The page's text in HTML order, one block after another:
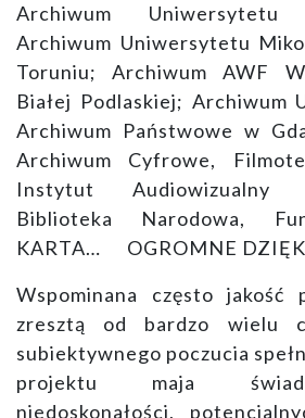
Archiwum Uniwersytetu
Archiwum Uniwersytetu
Toruniu; Archiwum AWF
Białej Podlaskiej; Archiwum
Archiwum Państwowe w
Archiwum Cyfrowe,
Instytut Audiowizualny
Biblioteka Narodowa,
KARTA… OGROMNE
Wspominana często jakość
zresztą od bardzo wielu
subiektywnego poczucia
projektu maja
niedoskonałości,